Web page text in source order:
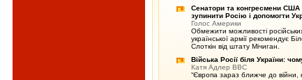
Сенатори та конгресмени США
зупинити Росію і допомогти
Голос Америки
Обмежити можливості російських
української армії рекомендує
Слоткін від штату Мічиган.
Війська Росії біля України:
Катя Адлер ВВС
“Європа зараз ближче до війни,